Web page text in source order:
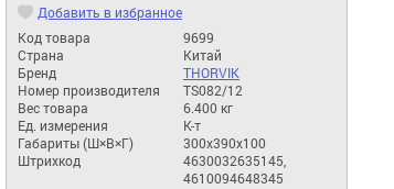
Добавить в избранное
Код товара
9699
Страна
Китай
Бренд
THORVIK
Номер производителя
TS082/12
Вес товара
6.400 кг
Ед. измерения
К-т
Габариты (Ш×В×Г)
300x390x100
Штрихкод
4630032635145,
4610094648345